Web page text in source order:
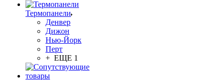
Термопанели
Денвер
Дижон
Нью-Йорк
Перт
+ ЕЩЕ 1